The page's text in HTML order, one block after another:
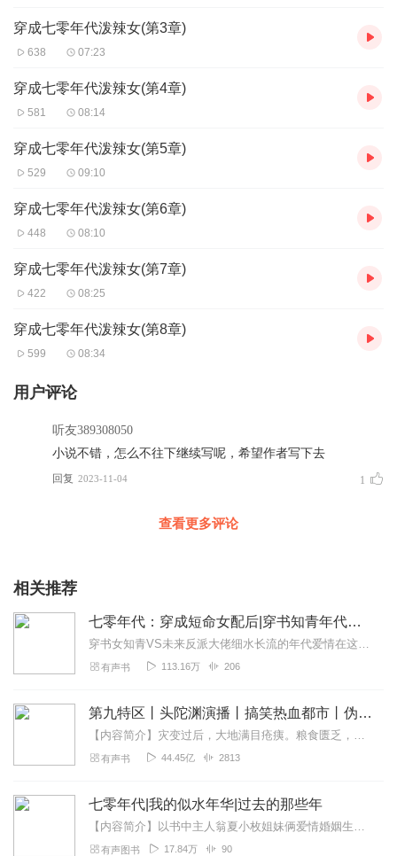
穿成七零年代泼辣女(第3章)
638 07:23
穿成七零年代泼辣女(第4章)
581 08:14
穿成七零年代泼辣女(第5章)
529 09:10
穿成七零年代泼辣女(第6章)
448 08:10
穿成七零年代泼辣女(第7章)
422 08:25
穿成七零年代泼辣女(第8章)
599 08:34
用户评论
听友389308050
小说不错，怎么不往下继续写呢，希望作者写下去
回复 2023-11-04 1
查看更多评论
相关推荐
七零年代：穿成短命女配后|穿书知青年代文|会员免费
穿书女知青VS未来反派大佬细水长流的年代爱情在这里！怼白莲，惩恶人，搞事业，他们携手脱离农村发家致富~【内容介绍】小护士林夕一睁眼，发现自己成了年代文里的短命女...
有声书 113.16万 206
第九特区丨头陀渊演播丨搞笑热血都市丨伪戒丨VIP免费多人有声剧
【内容简介】灾变过后，大地满目疮痍。粮食匮乏，资源紧俏，局势混乱……一位从待规划区杀出来的青年，背对着漫天黄沙，孤身来到九区谋生，却不曾想偶然结识三五好友，一念...
有声书 44.45亿 2813
七零年代|我的似水年华|过去的那些年
【内容简介】以书中主人翁夏小枚姐妹俩爱情婚姻生活为主线，勾勒出一部上世纪70年代生人的成长史，时代之烙印清晰可见。小说透过细腻、清新而娴熟的文字，满怀真意追索过...
有声图书 17.84万 90